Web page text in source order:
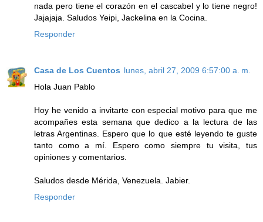
nada pero tiene el corazón en el cascabel y lo tiene negro!
Jajajaja. Saludos Yeipi, Jackelina en la Cocina.
Responder
Casa de Los Cuentos lunes, abril 27, 2009 6:57:00 a. m.
Hola Juan Pablo
Hoy he venido a invitarte con especial motivo para que me
acompañes esta semana que dedico a la lectura de las
letras Argentinas. Espero que lo que esté leyendo te guste
tanto como a mí. Espero como siempre tu visita, tus
opiniones y comentarios.
Saludos desde Mérida, Venezuela. Jabier.
Responder